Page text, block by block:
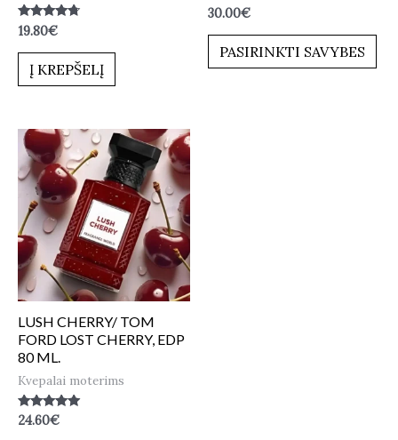
Įvertinimas:
iš 5
19.80€
Į KREPŠELĮ
Įvertinimas:
iš
30.00€
PASIRINKTI SAVYBES
LUSH CHERRY/ TOM
FORD LOST CHERRY, EDP
80 ML.
Kvepalai moterims
Įvertinimas:
24.60€